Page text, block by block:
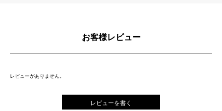
お客様レビュー
レビューがありません。
レビューを書く